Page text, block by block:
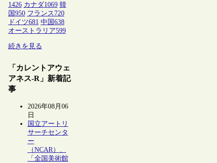
1426 カナダ1069 韓
国950 フランス 720
ドイツ681 中国638
オーストラリア599
続きを見る
「カレントアウェ
アネス-R」新着記
事
2026年08月06
日
国立アートリ
サーチセンタ
ー
（NCAR）、
「全国美術館